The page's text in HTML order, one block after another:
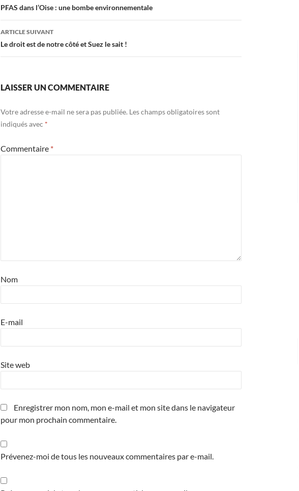
des
articles
PFAS dans l’Oise : une bombe environnementale
ARTICLE SUIVANT
Le droit est de notre côté et Suez le sait !
LAISSER UN COMMENTAIRE
Votre adresse e-mail ne sera pas publiée. Les champs obligatoires sont
indiqués avec *
Commentaire *
Nom
E-mail
Site web
Enregistrer mon nom, mon e-mail et mon site dans le navigateur
pour mon prochain commentaire.
Prévenez-moi de tous les nouveaux commentaires par e-mail.